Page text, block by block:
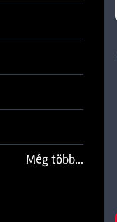
Még több...